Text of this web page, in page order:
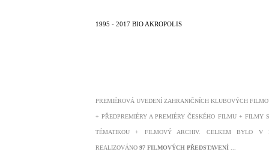
1995 - 2017 BIO AKROPOLIS
PREMIÉROVÁ UVEDENÍ ZAHRANIČNÍCH KLUBOVÝCH
+ PŘEDPREMIÉRY A PREMIÉRY ČESKÉHO FILMU + FILMY
TÉMATIKOU + FILMOVÝ ARCHIV. CELKEM BYLO V
REALIZOVÁNO 97 FILMOVÝCH PŘEDSTAVENÍ